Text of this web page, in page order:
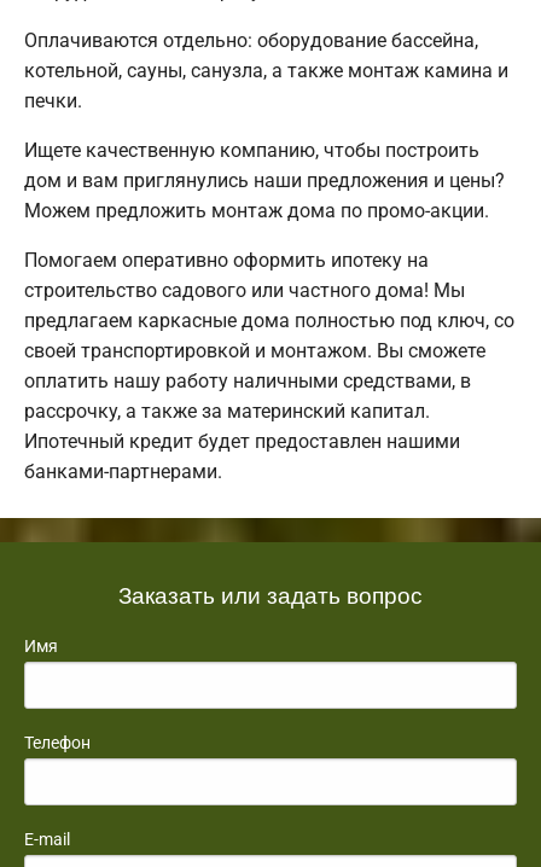
Оплачиваются отдельно: оборудование бассейна,
котельной, сауны, санузла, а также монтаж камина и
печки.
Ищете качественную компанию, чтобы построить
дом и вам приглянулись наши предложения и цены?
Можем предложить монтаж дома по промо-акции.
Помогаем оперативно оформить ипотеку на
строительство садового или частного дома! Мы
предлагаем каркасные дома полностью под ключ, со
своей транспортировкой и монтажом. Вы сможете
оплатить нашу работу наличными средствами, в
рассрочку, а также за материнский капитал.
Ипотечный кредит будет предоставлен нашими
банками-партнерами.
Заказать или задать вопрос
Имя
Телефон
E-mail